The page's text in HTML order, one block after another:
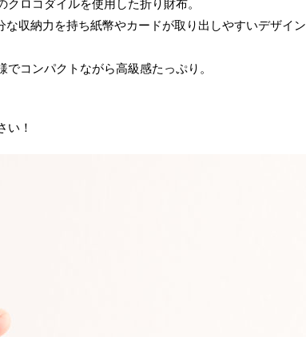
ロコダイルを使用した折り財布。
収納力を持ち紙幣やカードが取り出しやすいデザイン
コンパクトながら高級感たっぷり。
い！